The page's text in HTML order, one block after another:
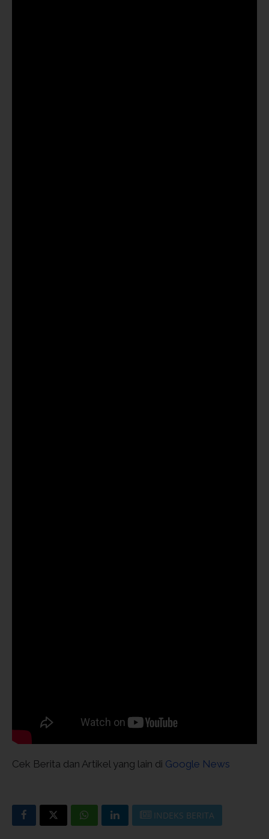
Cek Berita dan Artikel yang lain di Google News
INDEKS BERITA